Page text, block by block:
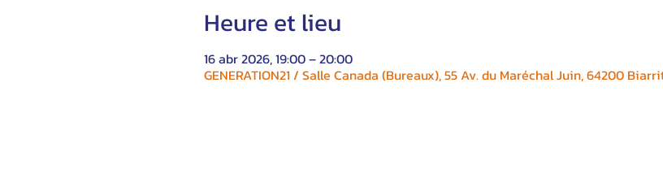
Heure et lieu
16 abr 2026, 19:00 – 20:00
GENERATION21 / Salle Canada (Bureaux), 55 Av. du Maréchal Juin, 64200